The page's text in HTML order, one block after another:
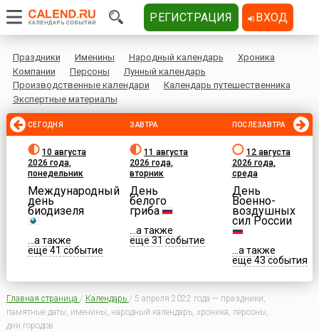
Праздники Именины Народный календарь
Хроника
Компании
Персоны
Лунный календарь
Производственные календари
Календарь путешественника
Экспертные материалы
СЕГОДНЯ
10 августа
2026 года,
понедельник
Международный
день
биодизеля
...а также
еще 41 событие
ЗАВТРА
11 августа
2026 года,
вторник
День
белого
гриба
...а также
еще 31 событие
ПОСЛЕЗАВТРА
12 августа
2026 года,
среда
День
Военно-
воздушных
сил России
...а также
еще 43 события
Главная страница / Календарь / 5 апреля 2022 года — праздники,
памятные даты, именины, народный календарь, хроника, персоны,
дни городов
РЕГИСТРАЦИЯ ВХОД